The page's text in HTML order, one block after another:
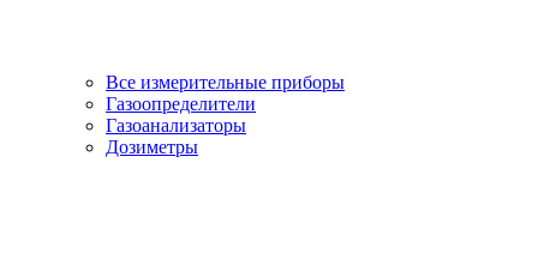
Все измерительные приборы
Газоопределители
Газоанализаторы
Дозиметры